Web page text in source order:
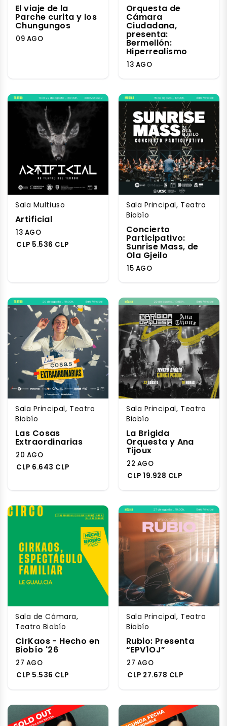
El viaje de la
Parche curita y los
Chungungos
09 AGO
Orquesta de
Cámara
Ciudadana,
presenta:
Bermellón:
Hiperrealismo
13 AGO
Sala Multiuso
Artificial
13 AGO
CLP 5.536 CLP
Sala Principal, Teatro
Biobío
Concierto
Participativo:
Sunrise Mass, de
Ola Gjeilo
15 AGO
Sala Principal, Teatro
Biobío
Las Cosas
Extraordinarias
20 AGO
CLP 6.643 CLP
Sala Principal, Teatro
Biobío
La Brigida
Orquesta y Ana
Tijoux
22 AGO
CLP 19.928 CLP
Sala de Cámara,
Teatro Biobío
CirKaos - Hecho en
Biobío '26
27 AGO
CLP 5.536 CLP
Sala Principal, Teatro
Biobío
Rubio: Presenta
“EPV1OJ”
27 AGO
CLP 27.678 CLP